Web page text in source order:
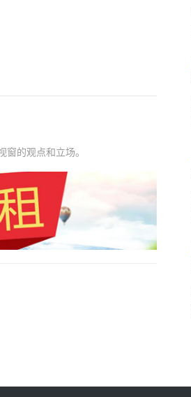
的观点和立场。